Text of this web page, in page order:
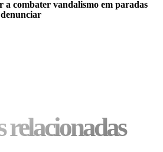
a combater vandalismo em paradas
relacionadas